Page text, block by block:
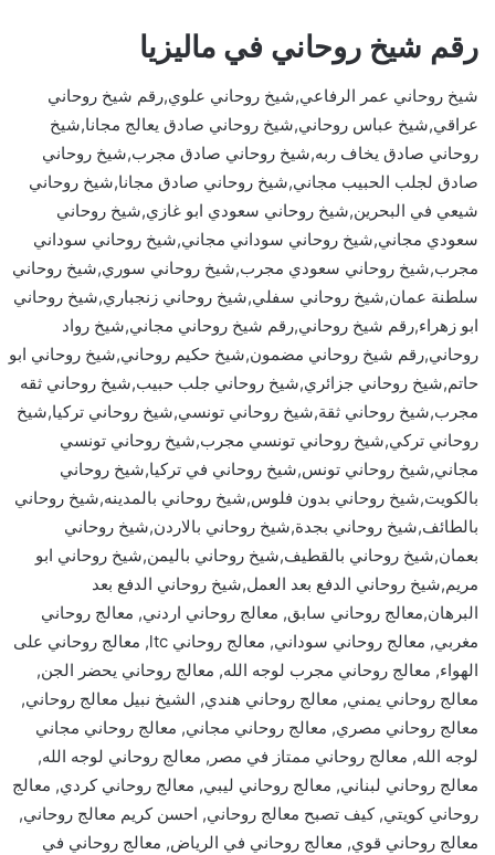
رقم شيخ روحاني في ماليزيا
شيخ روحاني عمر الرفاعي,شيخ روحاني علوي,رقم شيخ روحاني
عراقي,شيخ عباس روحاني,شيخ روحاني صادق يعالج مجانا,شيخ
روحاني صادق يخاف ربه,شيخ روحاني صادق مجرب,شيخ روحاني
صادق لجلب الحبيب مجاني,شيخ روحاني صادق مجانا,شيخ روحاني
شيعي في البحرين,شيخ روحاني سعودي ابو غازي,شيخ روحاني
سعودي مجاني,شيخ روحاني سوداني مجاني,شيخ روحاني سوداني
مجرب,شيخ روحاني سعودي مجرب,شيخ روحاني سوري,شيخ روحاني
سلطنة عمان,شيخ روحاني سفلي,شيخ روحاني زنجباري,شيخ روحاني
ابو زهراء,رقم شيخ روحاني,رقم شيخ روحاني مجاني,شيخ رواد
روحاني,رقم شيخ روحاني مضمون,شيخ حكيم روحاني,شيخ روحاني ابو
حاتم,شيخ روحاني جزائري,شيخ روحاني جلب حبيب,شيخ روحاني ثقه
مجرب,شيخ روحاني ثقة,شيخ روحاني تونسي,شيخ روحاني تركيا,شيخ
روحاني تركي,شيخ روحاني تونسي مجرب,شيخ روحاني تونسي
مجاني,شيخ روحاني تونس,شيخ روحاني في تركيا,شيخ روحاني
بالكويت,شيخ روحاني بدون فلوس,شيخ روحاني بالمدينه,شيخ روحاني
بالطائف,شيخ روحاني بجدة,شيخ روحاني بالاردن,شيخ روحاني
بعمان,شيخ روحاني بالقطيف,شيخ روحاني باليمن,شيخ روحاني ابو
مريم,شيخ روحاني الدفع بعد العمل,شيخ روحاني الدفع بعد
البرهان,معالج روحاني سابق, معالج روحاني اردني, معالج روحاني
مغربي, معالج روحاني سوداني, معالج روحاني ltc, معالج روحاني على
الهواء, معالج روحاني مجرب لوجه الله, معالج روحاني يحضر الجن,
معالج روحاني يمني, معالج روحاني هندي, الشيخ نبيل معالج روحاني,
معالج روحاني مصري, معالج روحاني مجاني, معالج روحاني مجاني
لوجه الله, معالج روحاني ممتاز في مصر, معالج روحاني لوجه الله,
معالج روحاني لبناني, معالج روحاني ليبي, معالج روحاني كردي, معالج
روحاني كويتي, كيف تصبح معالج روحاني, احسن كريم معالج روحاني,
معالج روحاني قوي, معالج روحاني في الرياض, معالج روحاني في